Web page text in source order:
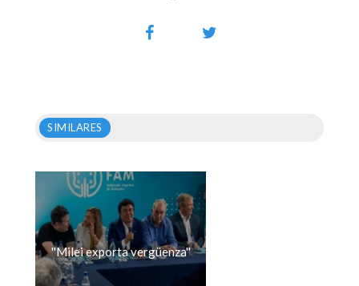
SIMILARES
''Milei exporta vergüenza''